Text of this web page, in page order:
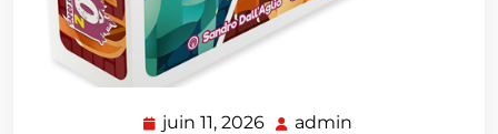
juin 11, 2026 juinadmin